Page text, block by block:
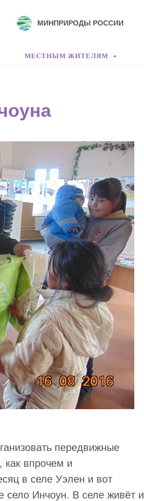
МИНПРИРОДЫ РОССИИ
МЕСТНЫМ ЖИТЕЛЯМ
передвижные
как впрочем и
в селе Уэлен и вот
село Инчоун. В селе живёт и